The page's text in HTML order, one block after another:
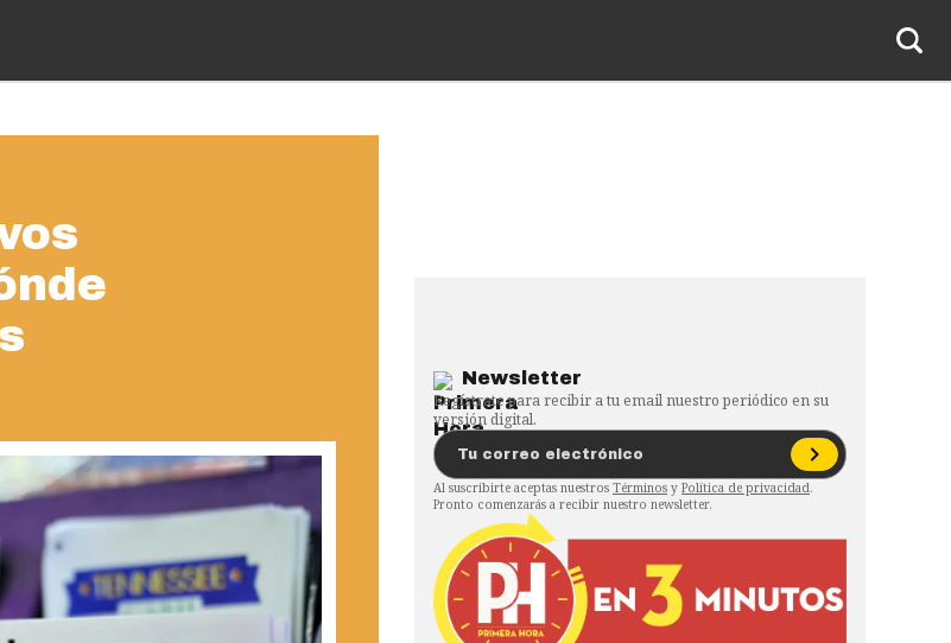
Newsletter
Regístrate para recibir a tu email nuestro periódico en su
versión digital.
Al suscribirte aceptas nuestros Términos y Política de privacidad.
Pronto comenzarás a recibir nuestro newsletter.